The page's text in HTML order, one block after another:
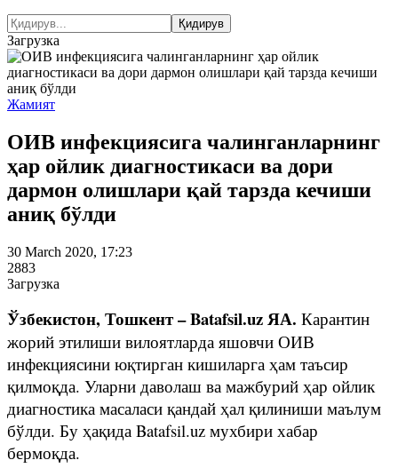
Загрузка
Жамият
ОИВ инфекциясига чалинганларнинг
ҳар ойлик диагностикаси ва дори
дармон олишлари қай тарзда кечиши
аниқ бўлди
30 March 2020, 17:23
2883
Загрузка
Ўзбекистон, Тошкент – Batafsil.uz ЯА. Карантин
жорий этилиши вилоятларда яшовчи ОИВ
инфекциясини юқтирган кишиларга ҳам таъсир
қилмоқда. Уларни даволаш ва мажбурий ҳар ойлик
диагностика масаласи қандай ҳал қилиниши маълум
бўлди. Бу ҳақида Batafsil.uz мухбири хабар
бермоқда.